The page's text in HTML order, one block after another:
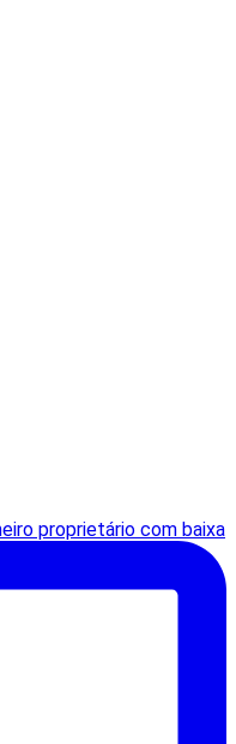
proprietário com baixa